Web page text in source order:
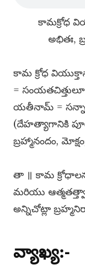
కామక్రోధ
అభితః,
కామ క్రోధ
=
యతీనామ్​ =
(దేహత్యాగానికి
బ్రహ్మానందం,
తా ॥ కామ
మరియు
అన్నిచోట్లా
వ్యాఖ్య:-